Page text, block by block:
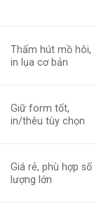
Thấm hút mồ hôi,
in lụa cơ bản
Giữ form tốt,
in/thêu tùy chọn
Giá rẻ, phù hợp số
lượng lớn